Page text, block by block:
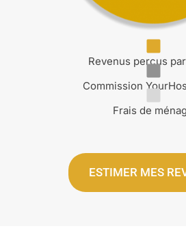
Revenus perçus
Commission
Frais de
ESTIMER MES